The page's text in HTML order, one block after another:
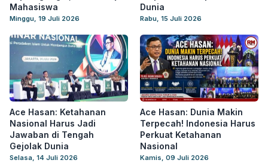
Mahasiswa
Minggu, 19 Juli 2026
Dunia
Rabu, 15 Juli 2026
Ace Hasan: Ketahanan
Nasional Harus Jadi
Jawaban di Tengah
Gejolak Dunia
Selasa, 14 Juli 2026
Ace Hasan: Dunia Makin
Terpecah! Indonesia Harus
Perkuat Ketahanan
Nasional
Kamis, 09 Juli 2026